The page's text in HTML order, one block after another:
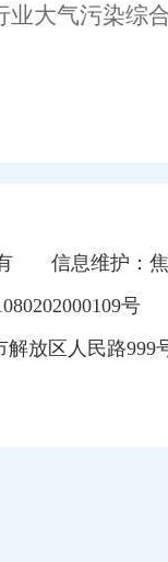
业大气污染综
信息维护：
号
解放区人民路999